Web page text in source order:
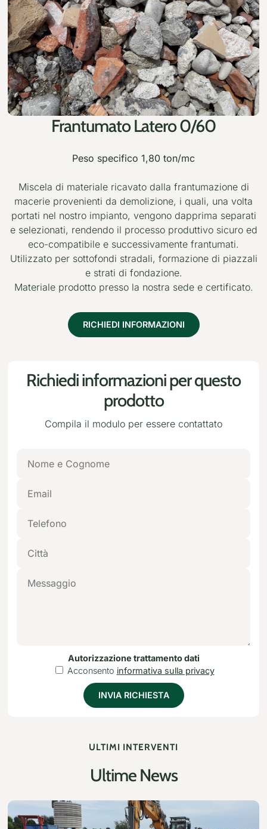
Frantumato Latero 0/60
Peso specifico 1,80 ton/mc
Miscela di materiale ricavato dalla frantumazione di
macerie provenienti da demolizione, i quali, una volta
portati nel nostro impianto, vengono dapprima separati
e selezionati, rendendo il processo produttivo sicuro ed
eco-compatibile e successivamente frantumati.
Utilizzato per sottofondi stradali, formazione di piazzali
e strati di fondazione.
Materiale prodotto presso la nostra sede e certificato.
RICHIEDI INFORMAZIONI
Richiedi informazioni per questo
prodotto
Compila il modulo per essere contattato
Autorizzazione trattamento dati
Acconsento informativa sulla privacy
INVIA RICHIESTA
ULTIMI INTERVENTI
Ultime News